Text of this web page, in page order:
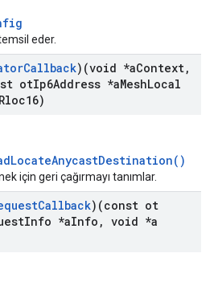
eder.
Callback)(void *aContext,
otIp6Address *aMeshLocal
Rloc16)
için geri çağırmayı tanımlar.
Callback)(const ot
Info *aInfo , void *a